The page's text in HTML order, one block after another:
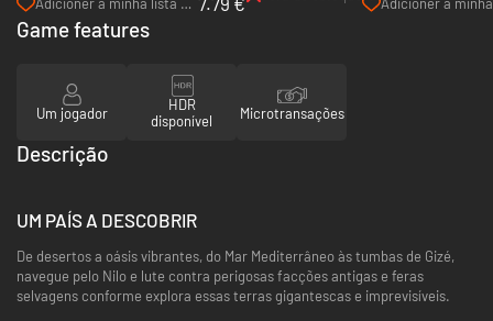
PC (Ubisoft Connect)
Adicioner à minha lista de
desejos
Adicioner à
Game features
Um jogador
HDR
disponível
Microtransações
Descrição
UM PAÍS A DESCOBRIR
De desertos a oásis vibrantes, do Mar Mediterrâneo às tumbas de Gizé,
navegue pelo Nilo e lute contra perigosas facções antigas e feras
selvagens conforme explora essas terras gigantescas e imprevisíveis.